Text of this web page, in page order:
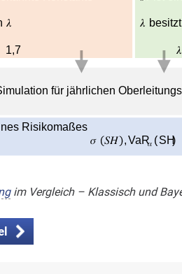
im Vergleich – Klassisch und